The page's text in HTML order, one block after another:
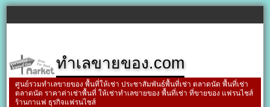
ทำเลขายของ.com
ศูนย์รวมทำเลขายของ พื้นที่ให้เช่า ประชาสัมพันธ์พื้นที่เช่า ตลาดนัด พื้นที่เช่า
ตลาดนัด ราคาค่าเช่าพื้นที่ ให้เช่าทำเลขายของ พื้นที่เช่า ที่ขายของ แฟรนไชส์
ร้านกาแฟ ธุรกิจแฟรนไชส์